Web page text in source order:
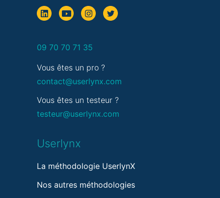
09 70 70 71 35
Vous êtes un pro ?
contact@userlynx.com
Vous êtes un testeur ?
testeur@userlynx.com
Userlynx
La méthodologie UserlynX
Nos autres méthodologies